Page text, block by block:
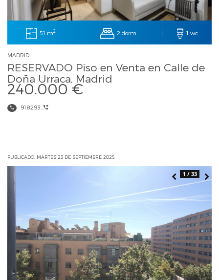
51 m2 | 2 dorm. | 1 wc
MADRID
RESERVADO Piso en Venta en Calle de
Doña Urraca, Madrid
240.000 €
918293...
PUBLICADO: MARTES 23 DE SEPTIEMBRE 2025
1 / 33